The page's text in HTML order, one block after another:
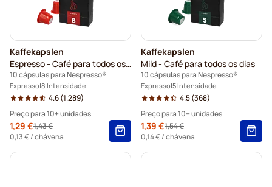
Kaffekapslen
Espresso - Café para todos os dias
10 cápsulas para Nespresso®
Expresso 8 Intensidade
4.6(1.289)
Preço para 10+ unidades
Special Price
1,29 €Regular Price
1,43 €
0,13 €/ chávena
5+ =1,35 €
10+
Kaffekapslen
Mild - Café para todos os dias
10 cápsulas para Nespresso®
Expresso 5 Intensidade
4.5(368)
Preço para 10+ unidades
Special Price
1,39 €Regular Price
1,54 €
0,14 €/ chávena
5+ =1,46 €
10+